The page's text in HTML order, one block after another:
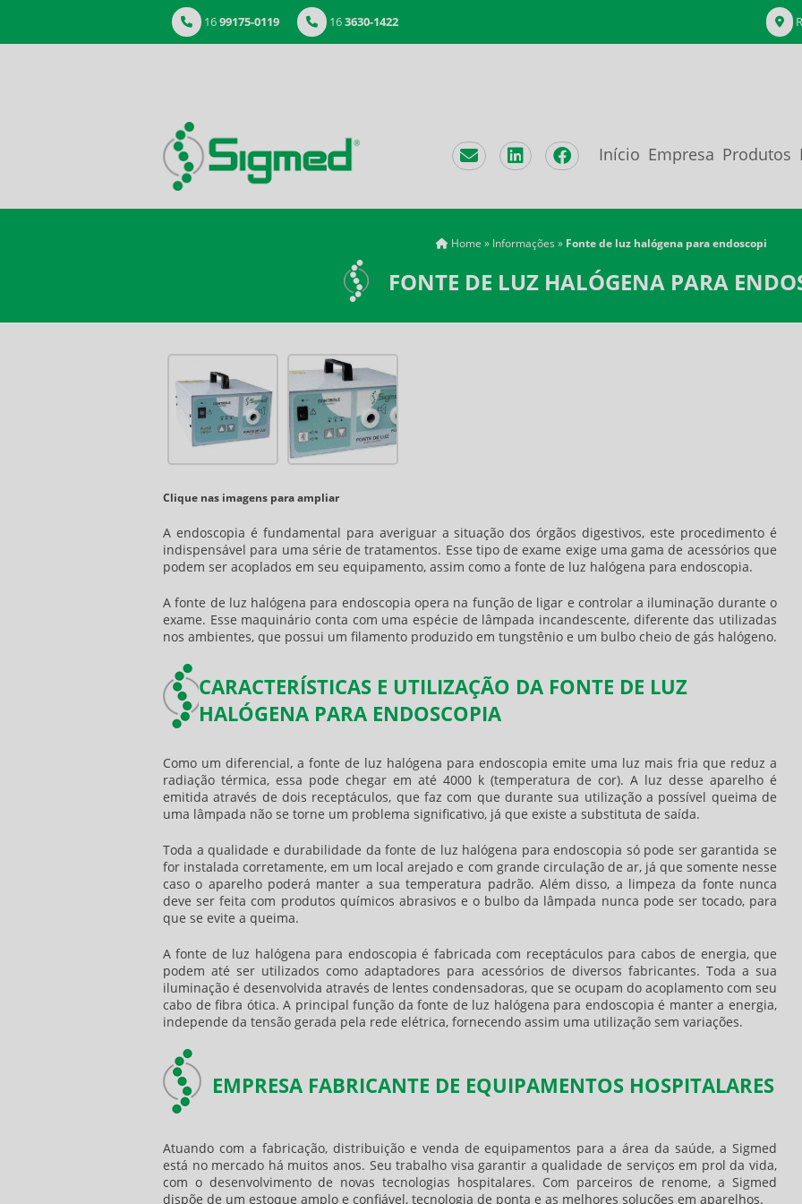
1699175-0119 163630-1422
Início Empresa Produtos
Home » Informações » Fonte de luz halógena para endoscopi
FONTE DE LUZ HALÓGENA PARA
Clique nas imagens para ampliar
A endoscopia é fundamental para averiguar a situação dos órgãos digestivos, este procedimento é
indispensável para uma série de tratamentos. Esse tipo de exame exige uma gama de acessórios que
podem ser acoplados em seu equipamento, assim como a fonte de luz halógena para endoscopia.
Afonte de luz halógena para endoscopia opera na função de ligar e controlar a iluminação durante o
exame. Esse maquinário conta com uma espécie de lâmpada incandescente, diferente das utilizadas
nos ambientes, que possui um filamento produzido em tungstênio e um bulbo cheio de gás halógeno.
CARACTERÍSTICAS E UTILIZAÇÃO DA FONTE DE LUZ
HALÓGENA PARA ENDOSCOPIA
Como um diferencial, a fonte de luz halógena para endoscopia emite uma luz mais fria que reduz a
radiação térmica, essa pode chegar em até 4000 k (temperatura de cor). A luz desse aparelho é
emitida através de dois receptáculos, que faz com que durante sua utilização a possível queima de
uma lâmpada não se torne um problema significativo, já que existe a substituta de saída.
Toda a qualidade e durabilidade dafonte de luz halógena para endoscopia só pode ser garantida se
for instalada corretamente, em um local arejado e com grande circulação de ar, já que somente nesse
caso o aparelho poderá manter a sua temperatura padrão. Além disso, a limpeza da fonte nunca
deve ser feita com produtos químicos abrasivos e o bulbo da lâmpada nunca pode ser tocado, para
que se evite a queima.
Afonte de luz halógena para endoscopia é fabricada com receptáculos para cabos de energia, que
podem até ser utilizados como adaptadores para acessórios de diversos fabricantes. Toda a sua
iluminação é desenvolvida através de lentes condensadoras, que se ocupam do acoplamento com seu
cabo de fibra ótica. A principal função dafonte de luz halógena para endoscopia é manter a energia,
independe da tensão gerada pela rede elétrica, fornecendo assim uma utilização sem variações.
EMPRESA FABRICANTE DE EQUIPAMENTOS HOSPITALARES
Atuando com a fabricação, distribuição e venda de equipamentos para a área da saúde, a Sigmed
está no mercado há muitos anos. Seu trabalho visa garantir a qualidade de serviços em prol da vida,
com o desenvolvimento de novas tecnologias hospitalares. Com parceiros de renome, a Sigmed
dispõe de um estoque amplo e confiável, tecnologia de ponta e as melhores soluções em aparelhos.